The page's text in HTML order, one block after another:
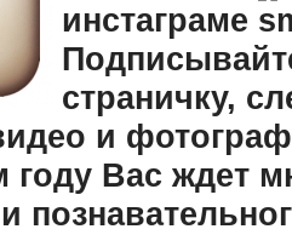
инстаграме
страничку,
и
году Вас ждет